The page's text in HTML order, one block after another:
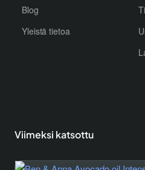
Blog
Yleistä tietoa
Viimeksi katsottu